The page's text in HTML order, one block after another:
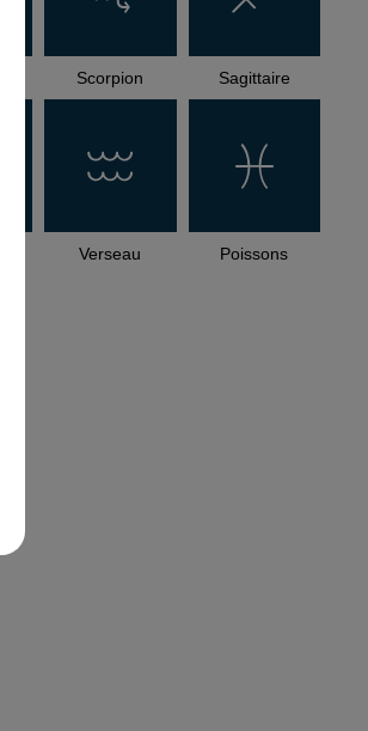
Scorpion Sagittaire
Verseau Poissons